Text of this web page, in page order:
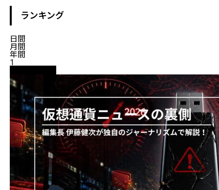
ランキング
日間
月間
年間
1